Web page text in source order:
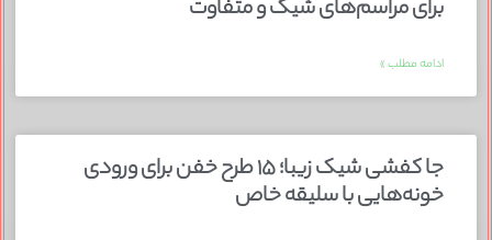
برای مراسم‌های شیک و متفاوت
ادامه مطلب »
جا کفشی شیک زیبا؛ ۱۵ طرح خفن برای ورودی
خونه‌هایی با سلیقه خاص